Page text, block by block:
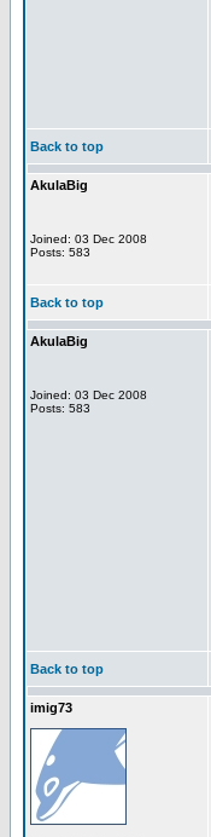
Back to top
AkulaBig
Joined: 03 Dec 2008
Posts: 583
Back to top
AkulaBig
Joined: 03 Dec 2008
Posts: 583
Back to top
imig73